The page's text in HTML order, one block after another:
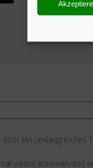
ein umfangreiches
vorbei kommen und